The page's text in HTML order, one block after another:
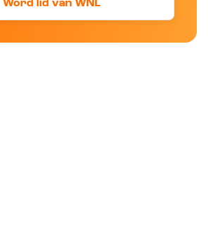
Word lid van WNL